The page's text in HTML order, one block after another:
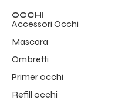
OCCHI
Accessori Occhi
Mascara
Ombretti
Primer occhi
Refill occhi